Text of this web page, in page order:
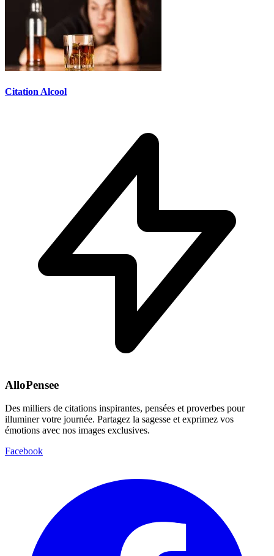
Citation Alcool
AlloPensee
Des milliers de citations inspirantes, pensées et proverbes pour
illuminer votre journée. Partagez la sagesse et exprimez vos
émotions avec nos images exclusives.
Facebook